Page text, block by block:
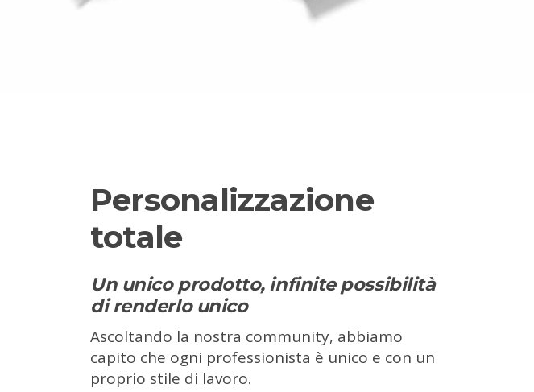
Personalizzazione
totale
Un unico prodotto, infinite possibilità
di renderlo unico
Ascoltando la nostra community, abbiamo
capito che ogni professionista è unico e con un
proprio stile di lavoro.